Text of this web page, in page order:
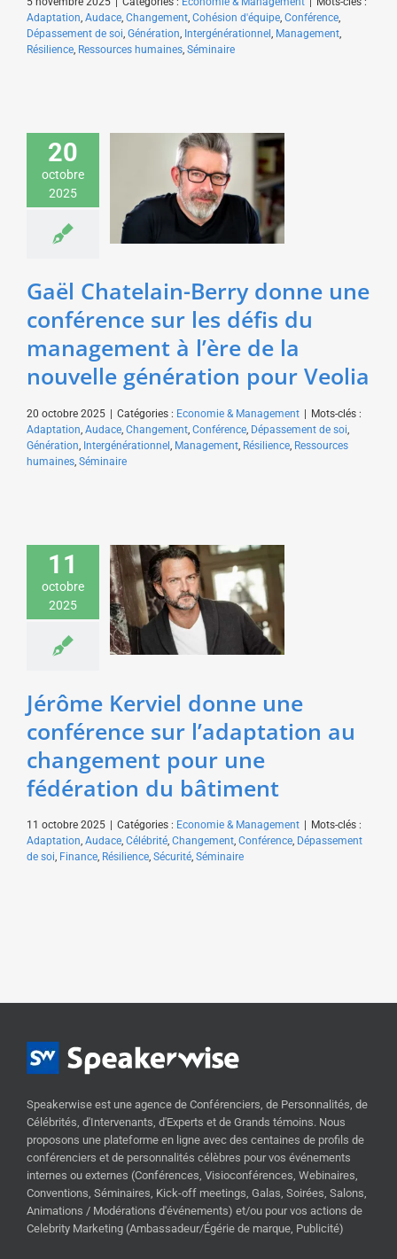
Adaptation, Audace, Changement, Cohésion d'équipe, Conférence,
Dépassement de soi, Génération, Intergénérationnel , Management,
Résilience, Ressources humaines, Séminaire
20
octobre
2025
Gaël Chatelain-Berry
donne une conférence
sur les défis du
management à l’ère de
la nouvelle génération
pour Veolia
Gaël Chatelain-Berry donne une
conférence sur les défis du
management à l’ère de la
nouvelle génération pour Veolia
20 octobre 2025 | Catégories : Economie & Management | Mots-clés :
Adaptation Audace Changement Conférence Dépassement de soi
Génération Intergénérationnel Management Résilience Ressources
humaines Séminaire
11
octobre
2025
Jérôme Kerviel donne
une conférence sur
l’adaptation au
changement pour une
fédération du bâtiment
Economie & Management
Jérôme Kerviel donne une
conférence sur l’adaptation au
changement pour une
fédération du bâtiment
11 octobre 2025 Catégories : Economie & Management
Mots-clés :
Adaptation, Audace, Célébrité, Changement, Conférence, Dépassement
de soi, Finance, Résilience, Sécurité, Séminaire
Speakerwise est une agence de Conférenciers, de Personnalités, de
Célébrités, d'Intervenants, d'Experts et de Grands témoins. Nous
proposons une plateforme en ligne avec des centaines de profils de
conférenciers et de personnalités célèbres pour vos événements
internes ou externes (Conférences, Visioconférences, Webinaires,
Conventions, Séminaires, Kick-off meetings, Galas, Soirées, Salons,
Animations / Modérations d'événements) et/ou pour vos actions de
Celebrity Marketing (Ambassadeur/Égérie de marque, Publicité)